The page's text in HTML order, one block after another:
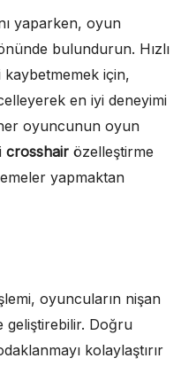
yaparken, oyun
bulundurun. Hızlı
için,
en iyi deneyimi
oyuncunun oyun
crosshair özelleştirme
yapmaktan
oyuncuların nişan
geliştirebilir. Doğru
kolaylaştırır